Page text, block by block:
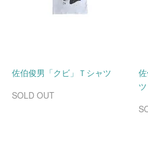
佐伯俊男「クビ」Ｔシャツ
SOLD OUT
ツ